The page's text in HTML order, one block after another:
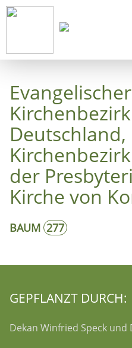
Evangelischer
Deutschland,
der
Kirche von
BAUM 277
GEPFLANZT DURCH:
Dekan Winfried Speck und